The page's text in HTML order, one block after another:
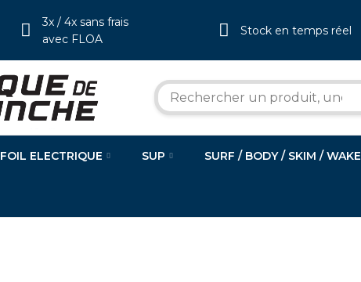
3x / 4x sans frais
avec FLOA
Stock en temps réel
FOIL ELECTRIQUE SUP SURF / BODY / SKIM / WAKE